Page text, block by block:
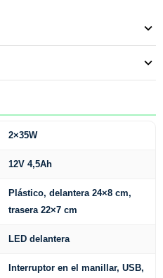
2×35W
12V 4,5Ah
Plástico, delantera 24×8 cm,
trasera 22×7 cm
LED delantera
Interruptor en el manillar, USB,